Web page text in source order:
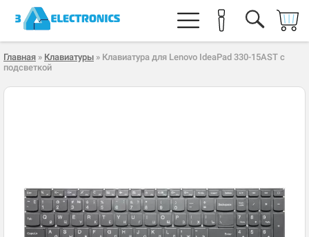
Главная » Клавиатуры » Клавиатура для Lenovo IdeaPad 330-15AST с
подсветкой